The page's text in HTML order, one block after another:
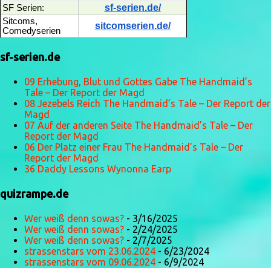
SF Serien: sf-serien.de/
Sitcoms,
Comedyserien
sitcomserien.de/
sf-serien.de
09 Erhebung, Blut und Gottes Gabe The Handmaid’s
Tale – Der Report der Magd
08 Jezebels Reich The Handmaid’s Tale – Der Report der
Magd
07 Auf der anderen Seite The Handmaid’s Tale – Der
Report der Magd
06 Der Platz einer Frau The Handmaid’s Tale – Der
Report der Magd
36 Daddy Lessons Wynonna Earp
quizrampe.de
Wer weiß denn sowas? - 3/16/2025
Wer weiß denn sowas? - 2/24/2025
Wer weiß denn sowas? - 2/7/2025
strassenstars vom 23.06.2024 - 6/23/2024
strassenstars vom 09.06.2024 - 6/9/2024